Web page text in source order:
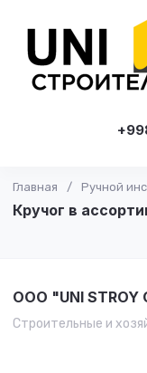
Главная / Ручной
Кручог в
OOO "UNI STROY
Строительные и